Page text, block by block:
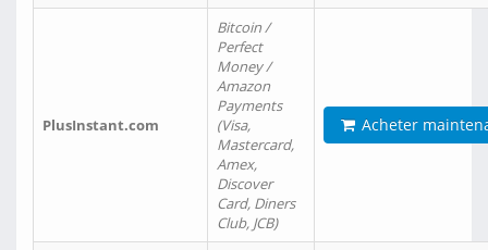
PlusInstant.com
Bitcoin /
Perfect
Money /
Amazon
Payments
(Visa,
Mastercard,
Amex,
Discover
Card, Diners
Club, JCB)
Acheter